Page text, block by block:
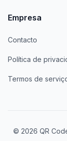
Empresa
Contacto
Política de
Termos de
© 2026 QR